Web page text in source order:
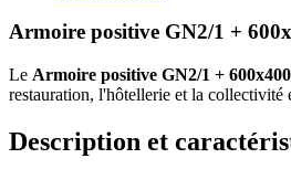
Armoire positive GN2/1 +
Le Armoire positive GN2/1 +
restauration, l'hôtellerie et la
Description et